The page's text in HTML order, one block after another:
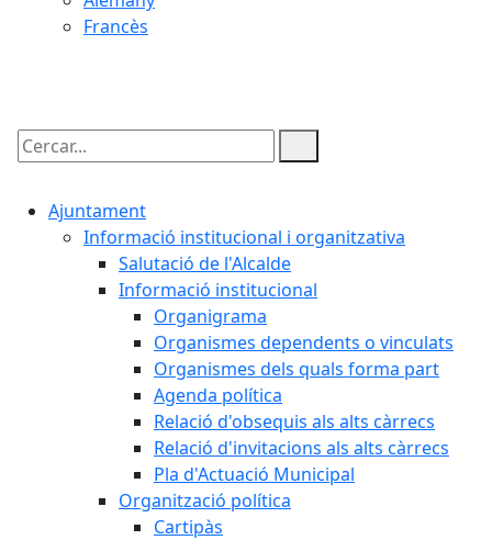
Francès
Cercar:
Ajuntament
Informació institucional i organitzativa
Salutació de l'Alcalde
Informació institucional
Organigrama
Organismes dependents o vinculats
Organismes dels quals forma part
Agenda política
Relació d'obsequis als alts càrrecs
Relació d'invitacions als alts càrrecs
Pla d'Actuació Municipal
Organització política
Cartipàs